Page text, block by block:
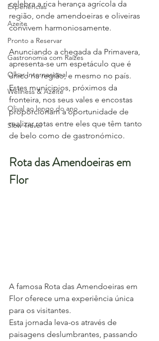
Experiências
Azeite
Pronto a Reservar
Gastronomia com Raízes
Olhar Internacional
Wellness & Azeite
Olival ao longo do ano
Slow Travel
celebra a rica herança agrícola da
região, onde amendoeiras e oliveiras
convivem harmoniosamente.
Anunciando a chegada da Primavera,
apresenta-se um espetáculo que é
único na região, e mesmo no país.
Estes munícipios, próximos da
fronteira, nos seus vales e encostas
proporcionam a oportunidade de
realizar rotas entre eles que têm tanto
de belo como de gastronómico.
Rota das Amendoeiras em
Flor
A famosa Rota das Amendoeiras em
Flor oferece uma experiência única
para os visitantes.
Esta jornada leva-os através de
paisagens deslumbrantes, passando